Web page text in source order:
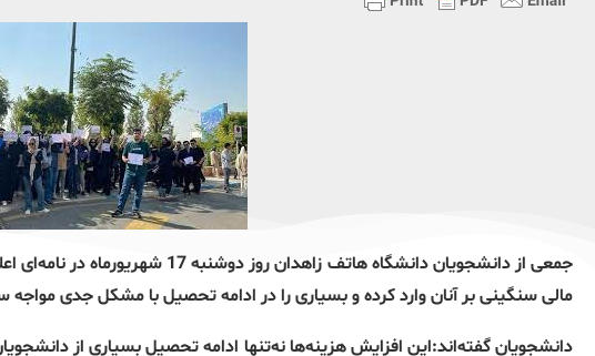
جمعی از دانشجویان دانشگاه هاتف
مالی سنگینی بر آنان وارد کرده و بسیاری را در ادامه تحصیل با مشکل جدی
دانشجویان گفته‌اند:این افزایش هزینه‌ها نه‌تنها ادامه تحصیل بسیاری از